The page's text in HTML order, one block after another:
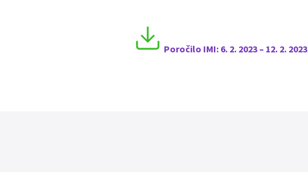
Poročilo IMI: 6. 2. 2023 – 12. 2. 2023